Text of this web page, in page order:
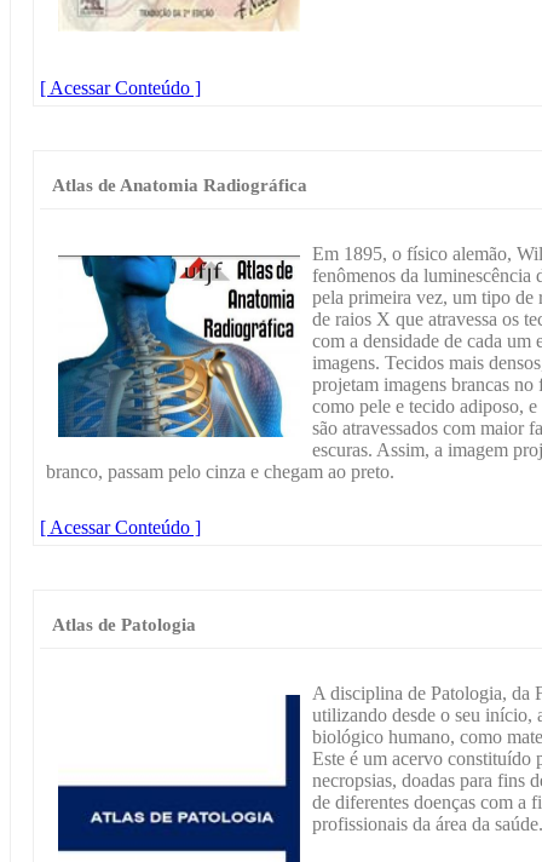
[ Acessar Conteúdo ]
Atlas de Anatomia Radiográfica
Em 1895, o físico alemão,
fenômenos da luminescência
pela primeira vez, um tipo de
de raios X que atravessa os
com a densidade de cada
imagens. Tecidos mais
projetam imagens brancas
como pele e tecido adiposo,
são atravessados com maior
escuras. Assim, a imagem
branco, passam pelo cinza e chegam ao preto.
[ Acessar Conteúdo ]
Atlas de Patologia
A disciplina de Patologia, da
utilizando desde o seu início,
biológico humano, como
Este é um acervo constituído
necropsias, doadas para fins
de diferentes doenças com a
profissionais da área da saúde.